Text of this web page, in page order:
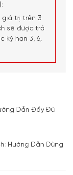
trị trên 3
sẽ được trả
kỳ hạn 3, 6,
Dẫn Đầy Đủ
Hướng Dẫn Dùng